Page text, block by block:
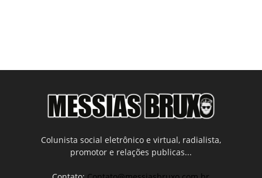
Colunista social eletrônico e virtual, radialista,
promotor e relações publicas...